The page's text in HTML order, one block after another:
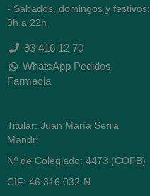
- Sábados, domingos y festivos:
9h a 22h
93 416 12 70
WhatsApp Pedidos
Farmacia
Titular: Juan María Serra
Mandri
Nº de Colegiado: 4473 (COFB)
CIF: 46.316.032-N